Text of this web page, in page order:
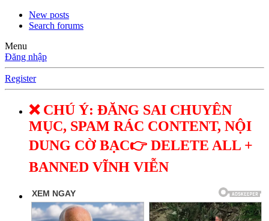
New posts
Search forums
Menu
Đăng nhập
Register
❌ CHÚ Ý: ĐĂNG SAI CHUYÊN
MỤC, SPAM RÁC CONTENT, NỘI
DUNG CỜ BẠC👉 DELETE ALL +
BANNED VĨNH VIỄN